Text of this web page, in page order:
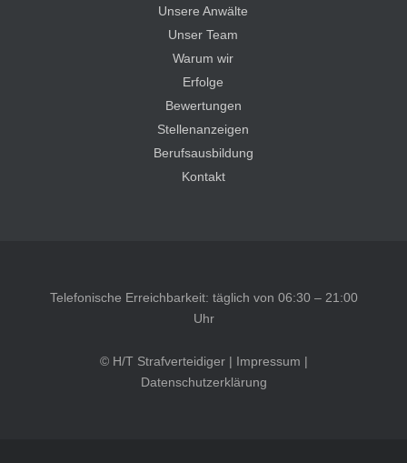
Unsere Anwälte
Unser Team
Warum wir
Erfolge
Bewertungen
Stellenanzeigen
Berufsausbildung
Kontakt
Telefonische Erreichbarkeit: täglich von 06:30 – 21:00
Uhr
© H/T Strafverteidiger | Impressum |
Datenschutzerklärung